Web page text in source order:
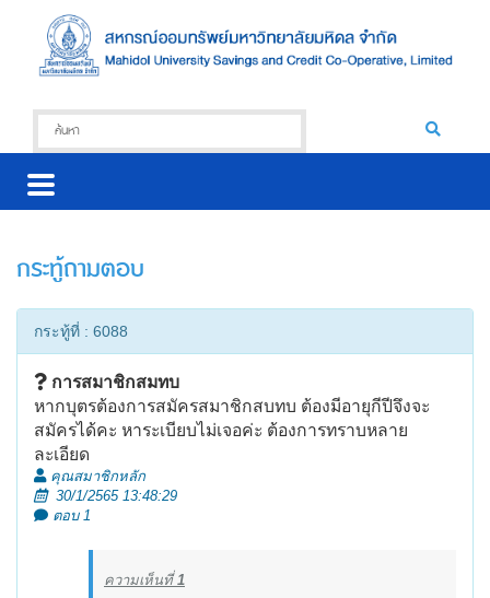
กระทู้ถามตอบ
กระทู้ที่ : 6088
การสมาชิกสมทบ
หากบุตรต้องการสมัครสมาชิกสบทบ ต้องมีอายุกีปีจึงจะ
สมัครได้คะ หาระเบียบไม่เจอค่ะ ต้องการทราบหลาย
ละเอียด
คุณสมาชิกหลัก
30/1/2565 13:48:29
ตอบ 1
ความเห็นที่1